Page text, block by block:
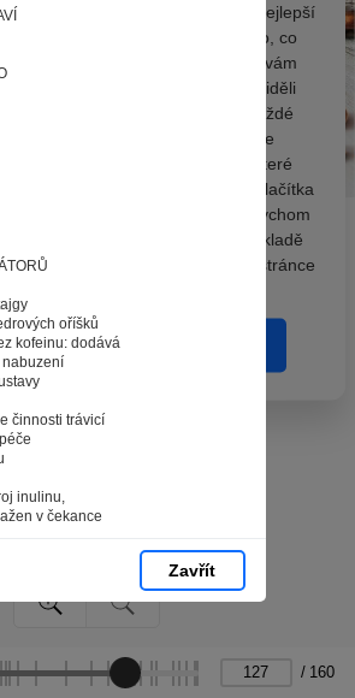
oříšků
kofeinu: dodává
činnosti trávicí
inulinu,
v čekance
díky
vliv na ženský
Zavřít
/ 160
aby pro vás nakupování bylo co nejlepší
na našich stránkách rychle našli to, co
klikání a nezobrazovaly se vám
vás nezajímají. Abyste web viděli
jste zvyklí a nemuseli se pokaždé
od vás potřebujeme souhlas se
cookies - malých souborů, které
ve vašem prohlížeči. Stisknutím tlačítka
s nastavením cookies tak, abychom
a užitečné služby na základě
můžete kdykoli změnit na stránce
cookies